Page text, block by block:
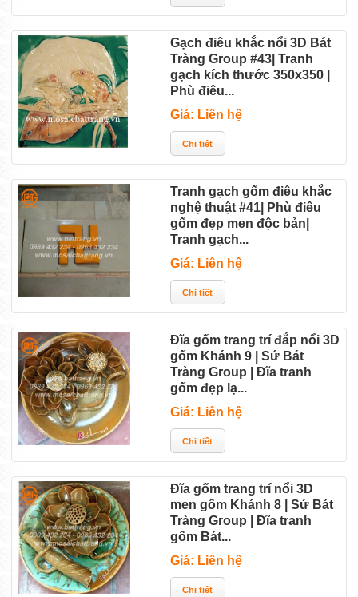
Gạch điêu khắc nổi 3D Bát
Tràng Group #43| Tranh
gạch kích thước 350x350 |
Phù điêu...
Giá: Liên hệ
Tranh gạch gốm điêu khắc
nghệ thuật #41| Phù điêu
gốm đẹp men độc bản|
Tranh gạch...
Giá: Liên hệ
Đĩa gốm trang trí đắp nổi 3D
gốm Khánh 9 | Sứ Bát
Tràng Group | Đĩa tranh
gốm đẹp lạ...
Giá: Liên hệ
Đĩa gốm trang trí nổi 3D
men gốm Khánh 8 | Sứ Bát
Tràng Group | Đĩa tranh
gốm Bát...
Giá: Liên hệ